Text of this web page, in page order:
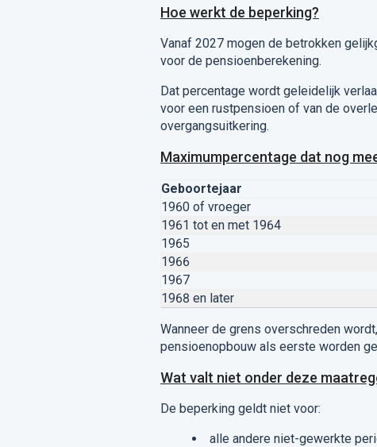
Hoe werkt de beperking?
Vanaf 2027 mogen de betrokken
voor de pensioenberekening.
Dat percentage wordt geleidelijk
voor een rustpensioen of van de
overgangsuitkering.
Maximumpercentage dat nog
Geboortejaar
1960 of vroeger
1961 tot en met 1964
1965
1966
1967
1968 en later
Wanneer de grens overschreden
pensioenopbouw als eerste worden
Wat valt niet onder deze
De beperking geldt niet voor:
alle andere niet-gewerkte